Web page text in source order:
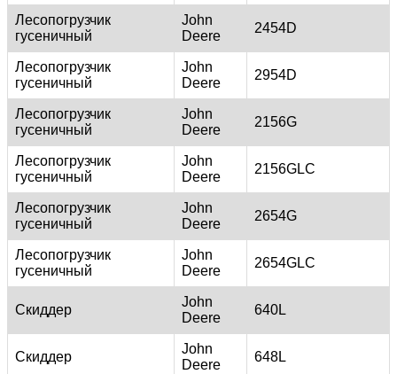
Лесопогрузчик
гусеничный
John
Deere
2454D
Лесопогрузчик
гусеничный
John
Deere
2954D
Лесопогрузчик
гусеничный
John
Deere
2156G
Лесопогрузчик
гусеничный
John
Deere
2156GLC
Лесопогрузчик
гусеничный
John
Deere
2654G
Лесопогрузчик
гусеничный
John
Deere
2654GLC
Скиддер
John
Deere
640L
Скиддер
John
Deere
648L